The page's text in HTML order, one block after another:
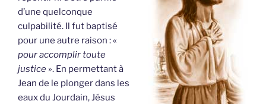
d’une quelconque
culpabilité. Il fut baptisé
pour une autre raison : «
pour accomplir toute
justice ». En permettant à
Jean de le plonger dans les
eaux du Jourdain, Jésus